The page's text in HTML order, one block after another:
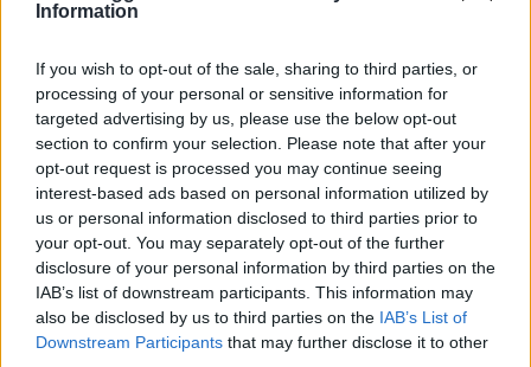
Information
If you wish to opt-out of the sale, sharing to third parties, or
processing of your personal or sensitive information for
targeted advertising by us, please use the below opt-out
section to confirm your selection. Please note that after your
opt-out request is processed you may continue seeing
interest-based ads based on personal information utilized by
us or personal information disclosed to third parties prior to
your opt-out. You may separately opt-out of the further
disclosure of your personal information by third parties on the
IAB’s list of downstream participants. This information may
also be disclosed by us to third parties on the IAB’s List of
Downstream Participants that may further disclose it to other
Incendio nella notte a Olbia, a fuoco due furgoni